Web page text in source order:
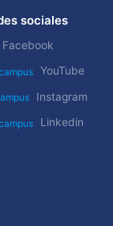
sociales
Facebook
YouTube
Instagram
Linkedin